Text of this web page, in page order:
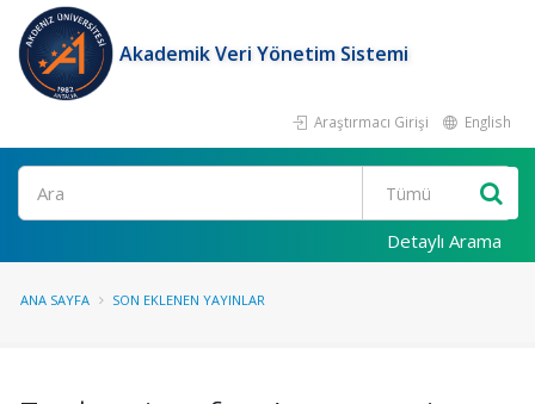
Akademik Veri Yönetim Sistemi
Araştırmacı Girişi English
Ara
Detaylı Arama
ANA SAYFA SON EKLENEN YAYINLAR